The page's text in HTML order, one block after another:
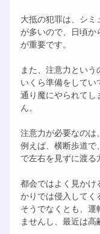
大抵の犯罪は、シミ
が多いので、日頃か
が重要です。
また、注意力という
いくら準備をして
通り魔にやられて
ん。
注意力が必要なのは
例えば、横断歩道
で左右を見ずに渡る
都会ではよく見か
かりでは侵入してく
そうでなくとも、
ませんし、最近は高